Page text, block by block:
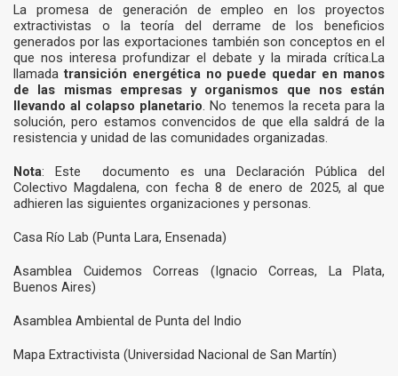
La promesa de generación de empleo en los proyectos
extractivistas o la teoría del derrame de los beneficios
generados por las exportaciones también son conceptos en el
que nos interesa profundizar el debate y la mirada crítica.La
llamada transición energética no puede quedar en manos
de las mismas empresas y organismos que nos están
llevando al colapso planetario . No tenemos la receta para la
solución, pero estamos convencidos de que ella saldrá de la
resistencia y unidad de las comunidades organizadas.
Nota: Este documento es una Declaración Pública del
Colectivo Magdalena, con fecha 8 de enero de 2025, al que
adhieren las siguientes organizaciones y personas.
Casa Río Lab (Punta Lara, Ensenada)
Asamblea Cuidemos Correas (Ignacio Correas, La Plata,
Buenos Aires)
Asamblea Ambiental de Punta del Indio
Mapa Extractivista (Universidad Nacional de San Martín)